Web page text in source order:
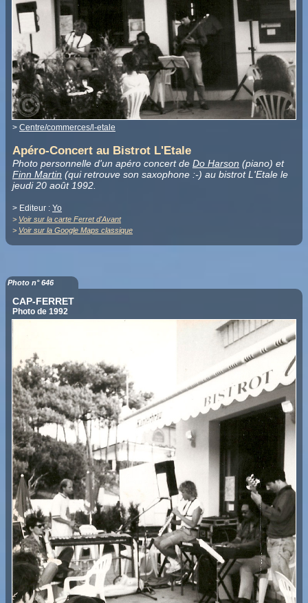
> Centre/commerces/l-etale
Apéro-Concert au Bistrot L'Etale
Photo personnelle d'un apéro concert de Do Harson (piano) et
Finn Martin (qui retrouve son saxophone :-) au bistrot L'Etale le
jeudi 20 août 1992.
> Editeur : Yo
> Voir sur la carte Ferret d'Avant
> Voir sur la Google Maps classique
Photo n° 646
CAP-FERRET
Photo de 1992